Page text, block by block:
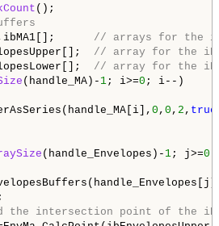
// arrays for the
// array for the
// array for the
(handle_MA)- 1; i>=0 ; i--)
0 , 0 , 2 , true
(handle_Envelopes)- 1; j>=0
intersection point of the